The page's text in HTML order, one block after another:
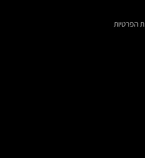
הפרטיות